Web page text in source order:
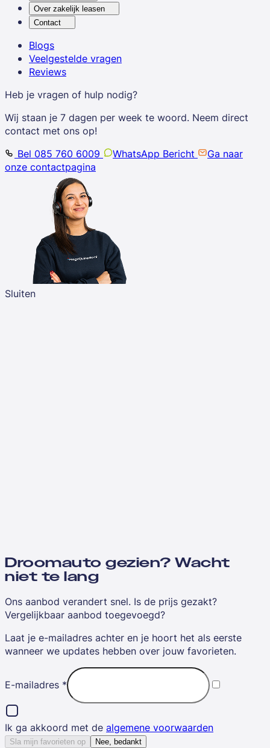
Over zakelijk leasen
Contact
Blogs
Veelgestelde vragen
Reviews
Heb je vragen of hulp nodig?
Wij staan je 7 dagen per week te woord. Neem direct
contact met ons op!
Bel 085 760 6009
WhatsApp Bericht
Ga naar
onze contactpagina
Sluiten
Droomauto gezien? Wacht
niet te lang
Ons aanbod verandert snel. Is de prijs gezakt?
Vergelijkbaar aanbod toegevoegd?
Laat je e-mailadres achter en je hoort het als eerste
wanneer we updates hebben over jouw favorieten.
E-mailadres *
Ik ga akkoord met de algemene voorwaarden
Sla mijn favorieten op Nee, bedankt